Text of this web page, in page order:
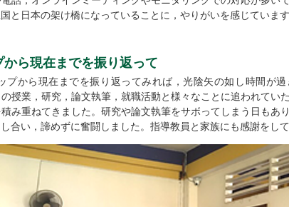
と日本の架け橋になっていることに，やりがいを感じています
ら現在までを振り返って
プから現在までを振り返ってみれば，光陰矢の如し時間が
授業，研究，論文執筆，就職活動と様々なことに追われてい
み重ねてきました。研究や論文執筆をサボってしまう日もあ
合い，諦めずに奮闘しました。指導教員と家族にも感謝を